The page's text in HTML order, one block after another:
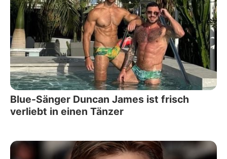
Blue-Sänger Duncan James ist frisch
verliebt in einen Tänzer